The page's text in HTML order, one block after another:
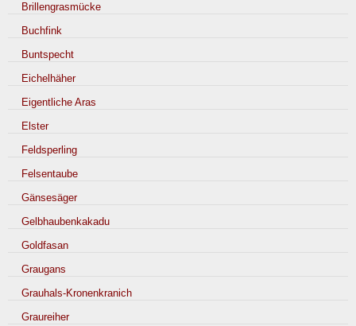
Brillengrasmücke
Buchfink
Buntspecht
Eichelhäher
Eigentliche Aras
Elster
Feldsperling
Felsentaube
Gänsesäger
Gelbhaubenkakadu
Goldfasan
Graugans
Grauhals-Kronenkranich
Graureiher